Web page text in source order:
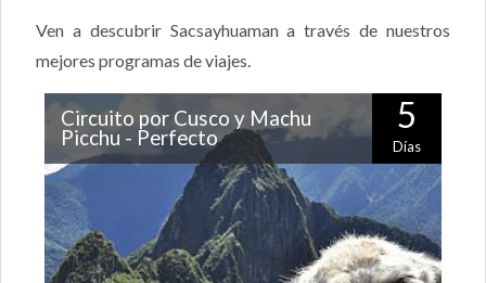
Ven a descubrir Sacsayhuaman a través de nuestros
mejores programas de viajes.
Circuito por Cusco y Machu
Picchu - Perfecto
5
Días
Si quieres conocer Cusco y Machu Picchu, podrás
hacerlo en tan sólo cinco días con este completo
programa. ¡Conocerás la ciudad, los…